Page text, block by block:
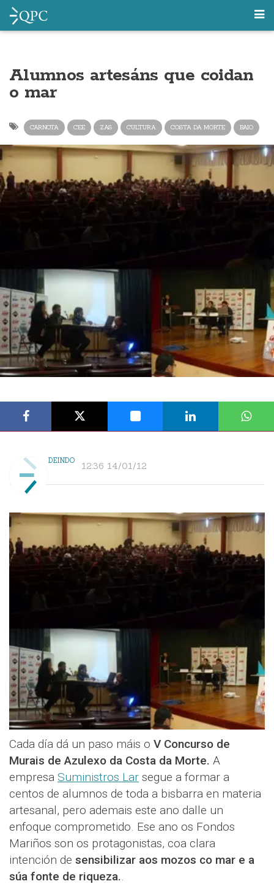
Alumnos artesáns que coidan
o mar
CARNOTA CEE ZAS CULTURA COSTA DA MORTE BAIO
DEINDO 12:36 14/01/12
Cada día dá un paso máis o V Concurso de
Murais de Azulexo da Costa da Morte. A
empresa Suministros Lar segue a formar a
centos de alumnos de toda a bisbarra en materia
artesanal, pero ademais este ano dalle un
enfoque comprometido. Ese ano os Fondos
Mariños son os protagonistas, coa clara
intención de sensibilizar aos mozos co mar e a
súa fonte de riqueza..